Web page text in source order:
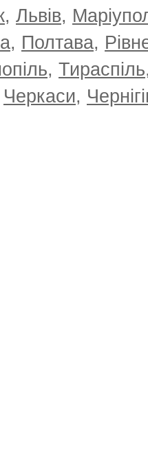
, Львів,
, Полтава,
, Тираспіль
Черкаси,